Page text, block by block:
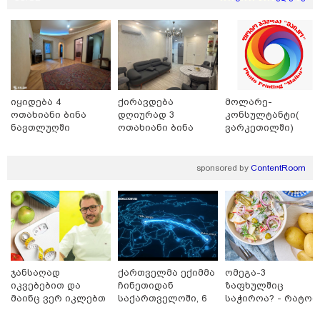
"24 იანვრის ღამეს თამარ ნავროზაშვილის ძმა
მიგზავნის მესიჯს... მე ვერ ვნახე, რადგან "სპამებში"
ჩავარდა": რა მისწერა ნია იმნაძის ბიძამ ეკა
კუპატაძეს? - გიგა ავალიანის დედა "სქრინს"
აქვეყნებს
21:33 / 08-08-2026
იყიდება 4
ოთახიანი ბინა
ნავთლუღში
ქირავდება
დღიურად 3
ოთახიანი ბინა
მოლარე-
კონსულტანტი(
ვარკეთილში)
sponsored by ContentRoom
ჯანსაღად
იკვებებით და
მაინც ვერ იკლებთ
ქართველმა ექიმმა
ჩინეთიდან
საქართველოში, 6
ომეგა-3
ზაფხულშიც
საჭიროა? - რატომ